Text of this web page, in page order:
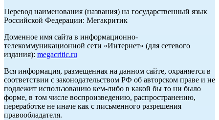
Перевод наименования (названия) на государственный язык
Российской Федерации: Мегакритик
Доменное имя сайта в информационно-
телекоммуникационной сети «Интернет» (для сетевого
издания): megacritic.ru
Вся информация, размещенная на данном сайте, охраняется в
соответствии с законодательством РФ об авторском праве и не
подлежит использованию кем-либо в какой бы то ни было
форме, в том числе воспроизведению, распространению,
переработке не иначе как с письменного разрешения
правообладателя.